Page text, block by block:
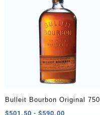
$320.00
Bulleit Bourbon Original 750
ml
$501.50 - $590.00